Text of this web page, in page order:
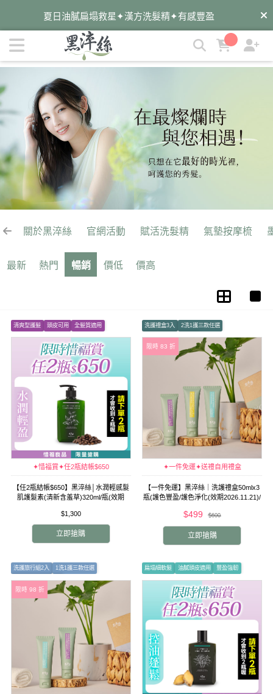
夏日油膩扁塌救星✦漢方洗髮精✦有感豐盈
遠離油癢雪花✦蜂膠洗髮精✦淨化平衡
✦染後護色必備✦墨之君海藻胜肽洗髮精
暑假旅遊去✦外出自備✦洗護梳旅行組
關於黑淬絲 官網活動 賦活洗髮精 氣墊按摩梳
最新 熱門 暢銷 價低 價高
清爽型護髮 頭皮可用 全髮質適用
✦惜福賞✦任2瓶結帳$650
【任2瓶結帳$650】黑淬絲│水潤輕感髮
肌護髮素(清新含羞草)320ml/瓶(效期
$1,300
立即搶購
限時 83 折
洗護禮盒3入
2洗1護三款任選
洗護旅行組2入請點我
✦一件免運✦送禮自用禮盒
【一件免運】黑淬絲｜洗護禮盒50mlx3
瓶(護色豐盈/護色淨化(效期2026.11.21)/
$499 $600
立即搶購
限時 98 折
洗護旅行組2入
1洗1護三款任選
洗護禮盒3入請點我
扁塌細軟髮 油膩頭皮適用 豐盈強韌